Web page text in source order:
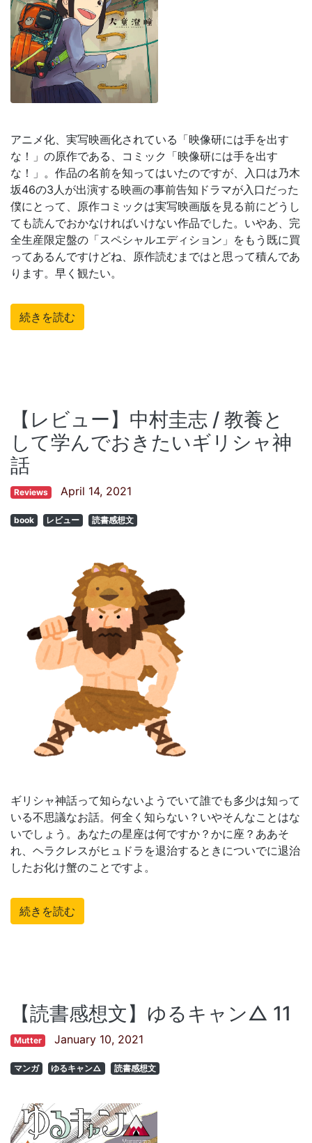
アニメ化、実写映画化されている「映像研には手を出す
な！」の原作である、コミック「映像研には手を出す
な！」。作品の名前を知ってはいたのですが、入口は乃木
坂46の3人が出演する映画の事前告知ドラマが入口だった
僕にとって、原作コミックは実写映画版を見る前にどうし
ても読んでおかなければいけない作品でした。いやあ、完
全生産限定盤の「スペシャルエディション」をもう既に買
ってあるんですけどね、原作読むまではと思って積んであ
ります。早く観たい。
続きを読む
【レビュー】中村圭志 / 教養と
して学んでおきたいギリシャ神
話
Reviews April 14, 2021
book レビュー 読書感想文
ギリシャ神話って知らないようでいて誰でも多少は知って
いる不思議なお話。何全く知らない？いやそんなことはな
いでしょう。あなたの星座は何ですか？かに座？ああそ
れ、ヘラクレスがヒュドラを退治するときについでに退治
したお化け蟹のことですよ。
続きを読む
【読書感想文】ゆるキャン△ 11
Mutter January 10, 2021
マンガ ゆるキャン△ 読書感想文